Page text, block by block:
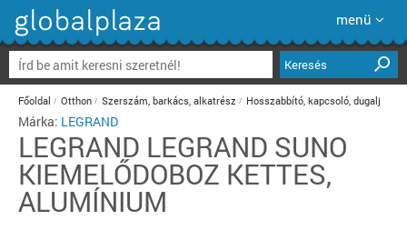
menü
Keresés
Főoldal Otthon Szerszám, barkács, alkatrész Hosszabbító, kapcsoló, dugalj
Márka: LEGRAND
LEGRAND LEGRAND SUNO
KIEMELŐDOBOZ KETTES,
ALUMÍNIUM